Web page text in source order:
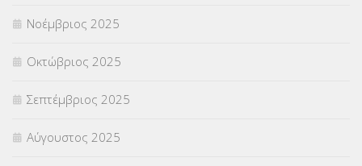
ΥΠΕΡΑΡΙΘΜΟΙ(1)
ΥΠΟΤΡΟΦΙΕΣ(28)
ΦΥΣΙΚΗ ΑΓΩΓΗ(692)
Χωρίς κατηγορία
Νοέμβριος 2025
Οκτώβριος 2025
Σεπτέμβριος 2025
Αύγουστος 2025